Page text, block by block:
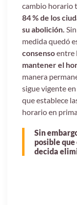
cambio horario
84 % de los
su abolición.
medida quedó
consensoentre
mantener el
manera
sigue vigente
que establece
horario en
Sin
posible
decida